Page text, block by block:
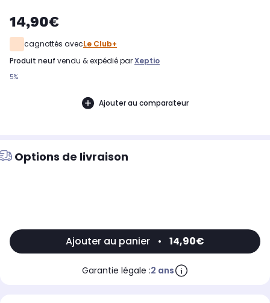
14,90€
cagnottés avecLe Club+
produit neuf vendu & expédié parXeptio
5%
Ajouter au comparateur
Options de livraison
Ajouter au panier • 14,90€
Garantie légale :2 ans